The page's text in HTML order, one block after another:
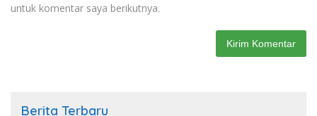
untuk komentar saya berikutnya.
Berita Terbaru